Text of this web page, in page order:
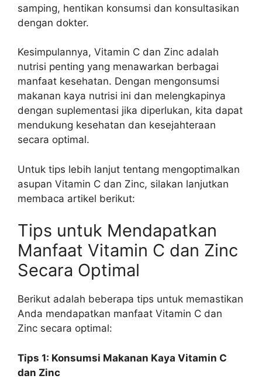
samping, hentikan konsumsi dan konsultasikan
dengan dokter.
Kesimpulannya, Vitamin C dan Zinc adalah
nutrisi penting yang menawarkan berbagai
manfaat kesehatan. Dengan mengonsumsi
makanan kaya nutrisi ini dan melengkapinya
dengan suplementasi jika diperlukan, kita dapat
mendukung kesehatan dan kesejahteraan
secara optimal.
Untuk tips lebih lanjut tentang mengoptimalkan
asupan Vitamin C dan Zinc, silakan lanjutkan
membaca artikel berikut:
Tips untuk Mendapatkan
Manfaat Vitamin C dan Zinc
Secara Optimal
Berikut adalah beberapa tips untuk memastikan
Anda mendapatkan manfaat Vitamin C dan
Zinc secara optimal:
Tips 1: Konsumsi Makanan Kaya Vitamin C
dan Zinc